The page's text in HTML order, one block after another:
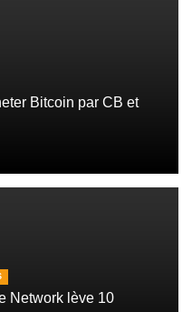
Bitcoin par CB et
Network lève 10